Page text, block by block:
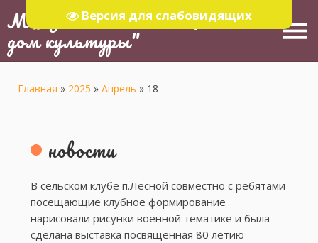
Версия для слабовидящих
МБУ "Тюлячинский Районный
дом культуры" menu
Главная » 2025 » Апрель » 18
новости
В сельском клубе п.Лесной совместно с ребятами
посещающие клубное формирование
нарисовали рисунки военной тематике и была
сделана выставка посвященная 80 летию